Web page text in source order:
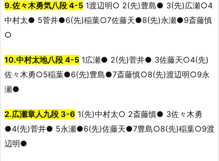
9.佐々木勇気八段 4-5 1渡辺明○ 2(先)豊島● 3(先)広瀬○4
中村太● 5菅井●6(先)稲葉○7佐藤天●8(先)永瀬●9斎藤慎
○
10.中村太地八段 4-5 1広瀬● 2(先)菅井● 3佐藤天○4(先)
佐々木勇○5稲葉●6(先)豊島●7斎藤慎○8(先)渡辺明○9永
瀬●
2.広瀬章人九段 3-6 1(先)中村太○ 2斎藤慎● 3佐々木勇
●4(先)菅井● 5永瀬●6(先)佐藤天●7豊島○8(先)稲葉○9渡
辺明●